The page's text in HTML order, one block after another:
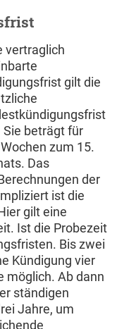
vertraglich
gilt die
Sie beträgt für
zum 15.
Das
der
ist die
gilt eine
Ist die Probezeit
Bis zwei
Kündigung vier
möglich. Ab dann
ständigen
Jahre, um